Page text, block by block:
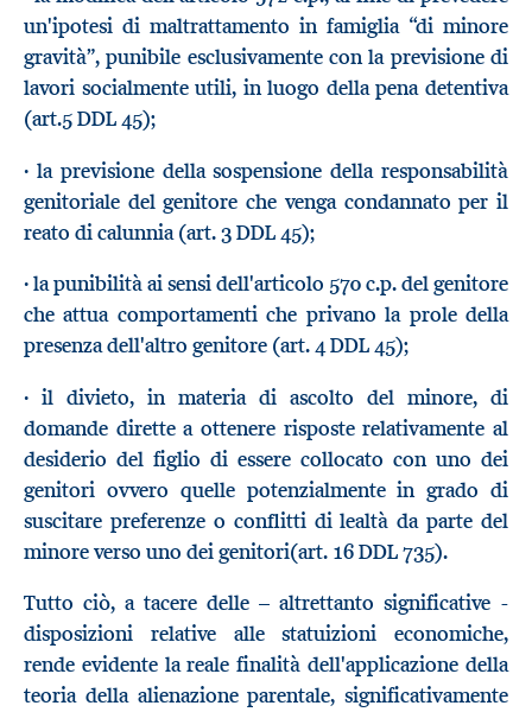
un'ipotesi di maltrattamento in famiglia “di minore
gravità”, punibile esclusivamente con la previsione di
lavori socialmente utili, in luogo della pena detentiva
(art.5 DDL 45);
· la previsione della sospensione della responsabilità
genitoriale del genitore che venga condannato per il
reato di calunnia (art. 3 DDL 45);
· la punibilità ai sensi dell'articolo 570 c.p. del genitore
che attua comportamenti che privano la prole della
presenza dell'altro genitore (art. 4 DDL 45);
· il divieto, in materia di ascolto del minore, di
domande dirette a ottenere risposte relativamente al
desiderio del figlio di essere collocato con uno dei
genitori ovvero quelle potenzialmente in grado di
suscitare preferenze o conflitti di lealtà da parte del
minore verso uno dei genitori(art. 16 DDL 735).
Tutto ciò, a tacere delle – altrettanto significative -
disposizioni relative alle statuizioni economiche,
rende evidente la reale finalità dell'applicazione della
teoria della alienazione parentale, significativamente